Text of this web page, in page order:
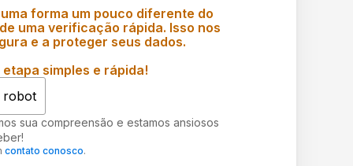
forma um pouco diferente do
uma verificação rápida. Isso nos
e a proteger seus dados.
simples e rápida!
robot
sua compreensão e estamos ansiosos
contato conosco.